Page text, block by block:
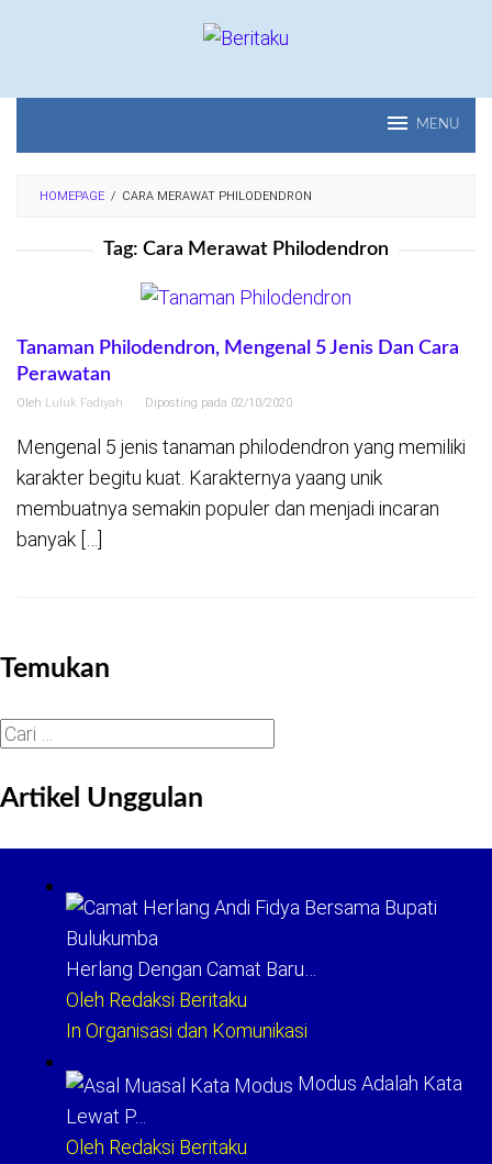
MENU
HOMEPAGE / CARA MERAWAT PHILODENDRON
Tag: Cara Merawat Philodendron
Tanaman Philodendron, Mengenal 5 Jenis Dan Cara
Perawatan
Oleh Luluk Fadiyah Diposting pada 02/10/2020
Mengenal 5 jenis tanaman philodendron yang memiliki
karakter begitu kuat. Karakternya yaang unik
membuatnya semakin populer dan menjadi incaran
banyak […]
Temukan
Cari
Artikel Unggulan
Herlang Dengan Camat Baru…
Oleh Redaksi Beritaku
In Organisasi dan Komunikasi
Modus Adalah Kata
Lewat P…
Oleh Redaksi Beritaku